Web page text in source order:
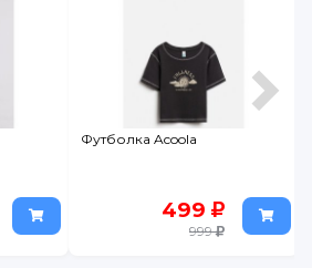
Футболка Acoola
499
999